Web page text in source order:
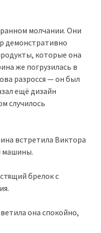
молчании. Они
демонстративно
которые она
же погрузилась в
разросся — он был
ещё дизайн
случилось
встретила Виктора
машины.
брелок с
она спокойно,